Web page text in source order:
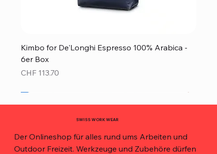
Kimbo for De'Longhi Espresso 100% Arabica -
6er Box
Preis
CHF 113.70
SWISS WORK WEAR
Der Onlineshop für alles rund ums Arbeiten und
Outdoor Freizeit. Werkzeuge und Zubehöre dürfen